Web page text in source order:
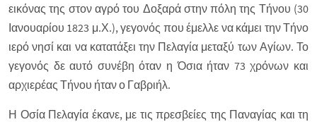
εικόνας της στον αγρό του Δοξαρά στην πόλη της Τήνου (30
Ιανουαρίου 1823 μ.Χ.), γεγονός που έμελλε να κάμει την Τήνο
ιερό νησί και να κατατάξει την Πελαγία μεταξύ των Αγίων. Το
γεγονός δε αυτό συνέβη όταν η Όσια ήταν 73 χρόνων και
αρχιερέας Τήνου ήταν ο Γαβριήλ.
Η Οσία Πελαγία έκανε, με τις πρεσβείες της Παναγίας και τη